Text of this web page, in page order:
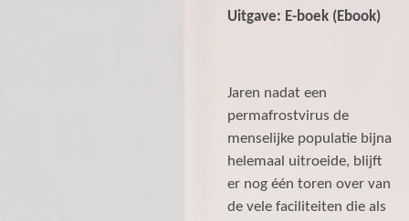
Uitgave: E-boek (Ebook)
Jaren nadat een
permafrostvirus de
menselijke populatie bijna
helemaal uitroeide, blijft
er nog één toren over van
de vele faciliteiten die als